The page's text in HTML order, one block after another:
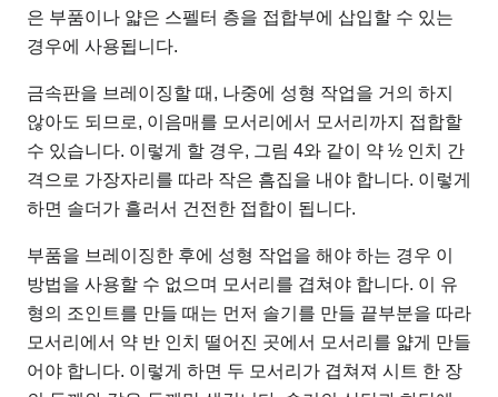
은 부품이나 얇은 스펠터 층을 접합부에 삽입할 수 있는
경우에 사용됩니다.
금속판을 브레이징할 때, 나중에 성형 작업을 거의 하지
않아도 되므로, 이음매를 모서리에서 모서리까지 접합할
수 있습니다. 이렇게 할 경우, 그림 4와 같이 약 ½ 인치 간
격으로 가장자리를 따라 작은 흠집을 내야 합니다. 이렇게
하면 솔더가 흘러서 건전한 접합이 됩니다.
부품을 브레이징한 후에 성형 작업을 해야 하는 경우 이
방법을 사용할 수 없으며 모서리를 겹쳐야 합니다. 이 유
형의 조인트를 만들 때는 먼저 솔기를 만들 끝부분을 따라
모서리에서 약 반 인치 떨어진 곳에서 모서리를 얇게 만들
어야 합니다. 이렇게 하면 두 모서리가 겹쳐져 시트 한 장